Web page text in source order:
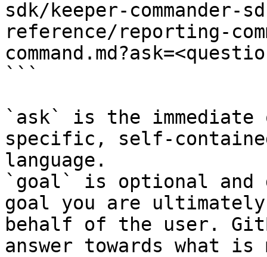
sdk/keeper-commander-
reference/reporting-
```
`ask` is the
specific, self-
language.
`goal` is optional and
goal you are
behalf of the user.
answer towards what